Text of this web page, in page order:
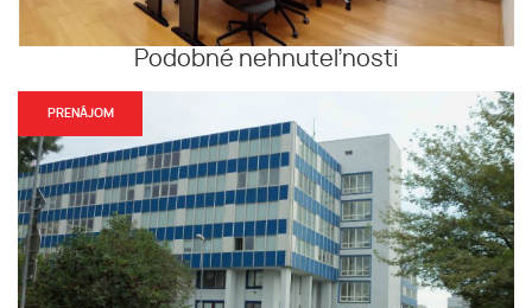
Podobné nehnuteľnosti
PRENÁJOM